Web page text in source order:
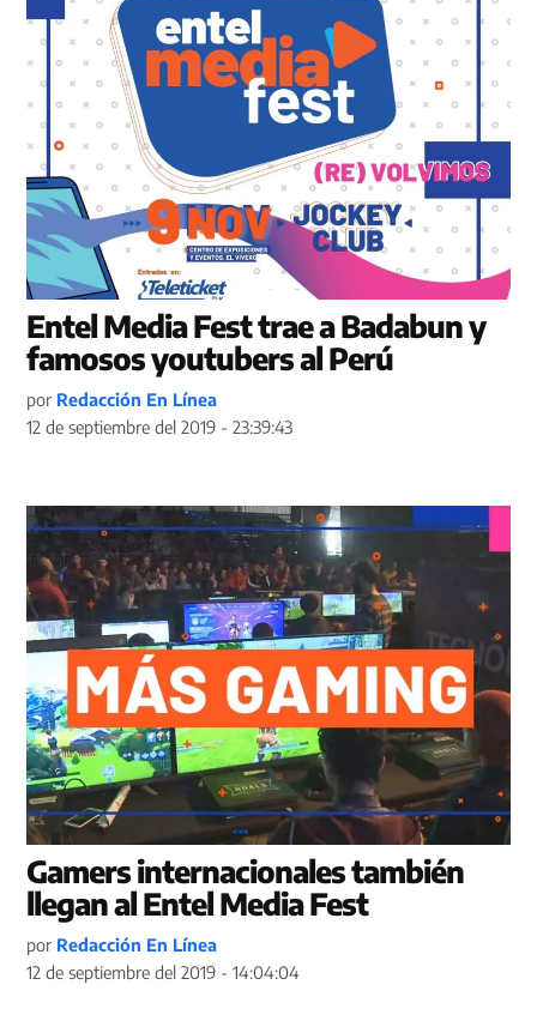
Entel Media Fest trae a Badabun y
famosos youtubers al Perú
por Redacción En Línea
12 de septiembre del 2019 - 23:39:43
Gamers internacionales también
llegan al Entel Media Fest
por Redacción En Línea
12 de septiembre del 2019 - 14:04:04